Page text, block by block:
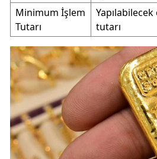
Minimum İşlem
Tutarı
tutarı